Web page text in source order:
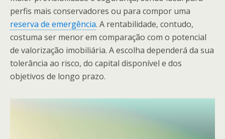
perfis mais conservadores ou para compor uma
reserva de emergência. A rentabilidade, contudo,
costuma ser menor em comparação com o potencial
de valorização imobiliária. A escolha dependerá da sua
tolerância ao risco, do capital disponível e dos
objetivos de longo prazo.